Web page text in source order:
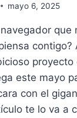
mayo 6, 2025
que
contigo?
proyecto
este mayo
con el
te lo va a